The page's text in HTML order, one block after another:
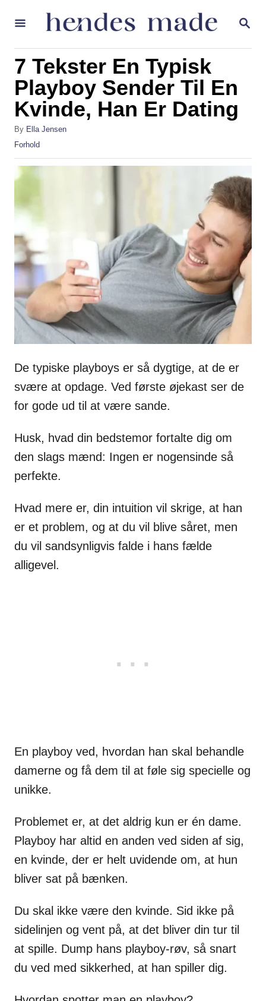
S
A
7 Tekster En Typisk
Playboy Sender Til En
Kvinde, Han Er Dating
By A
u
h
Ella Jensen
C
a
e
o
i
e
s
Forhold
De typiske playboys er så dygtige, at de er
svære at opdage. Ved første øjekast ser de
for gode ud til at være sande.
Husk, hvad din bedstemor fortalte dig om
den slags mænd: Ingen er nogensinde så
perfekte.
Hvad mere er, din intuition vil skrige, at han
er et problem, og at du vil blive såret, men
du vil sandsynligvis falde i hans fælde
alligevel.
En playboy ved, hvordan han skal behandle
damerne og få dem til at føle sig specielle og
unikke.
Problemet er, at det aldrig kun er én dame.
Playboy har altid en anden ved siden af sig,
en kvinde, der er helt uvidende om, at hun
bliver sat på bænken.
Du skal ikke være den kvinde. Sid ikke på
sidelinjen og vent på, at det bliver din tur til
at spille. Dump hans playboy-røv, så snart
du ved med sikkerhed, at han spiller dig.